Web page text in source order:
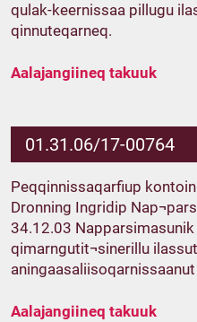
qulak-keernissaa pillugu
qinnuteqarneq.
Aalajangiineq takuuk
01.31.06/17-00764
Peqqinnissaqarfiup
Dronning Ingridip
34.12.03
qimarngutit¬sinerillu
Aalajangiineq takuuk